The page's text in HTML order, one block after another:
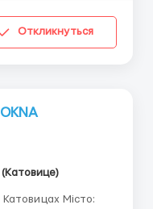
український паспорт Де працювати? Роз...
Откликнуться
Місто: